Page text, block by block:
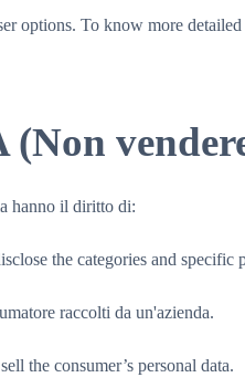
options. To know more
hanno il diritto di:
the categories and
raccolti da un'azienda.
the consumer’s personal data.